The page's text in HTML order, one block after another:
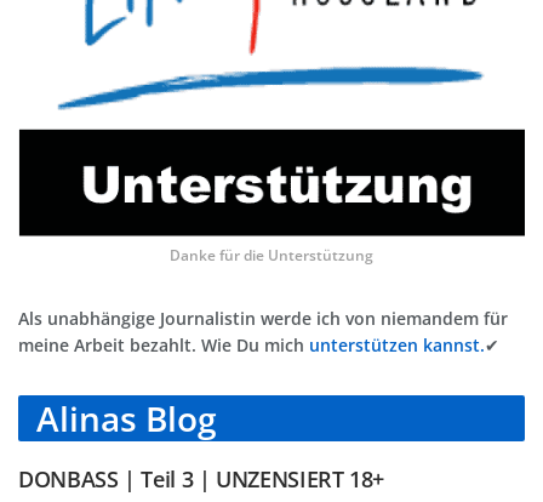
Danke für die Unterstützung
Als unabhängige Journalistin werde ich von niemandem für
meine Arbeit bezahlt. Wie Du mich unterstützen kannst.✔
Alinas Blog
DONBASS | Teil 3 | UNZENSIERT 18+